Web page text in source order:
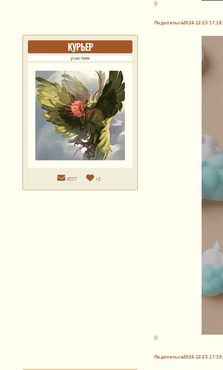
0
Поделиться2024-12-23
КУРЬЕР
участник
4577 +2
0
Поделиться2024-12-23